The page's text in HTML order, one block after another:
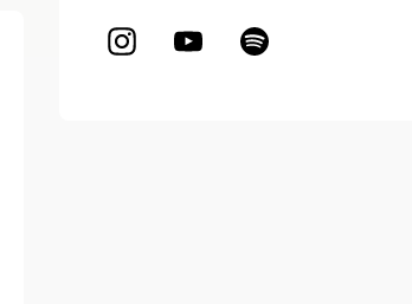
Abre en nueva ventana
Abre en nueva ventana